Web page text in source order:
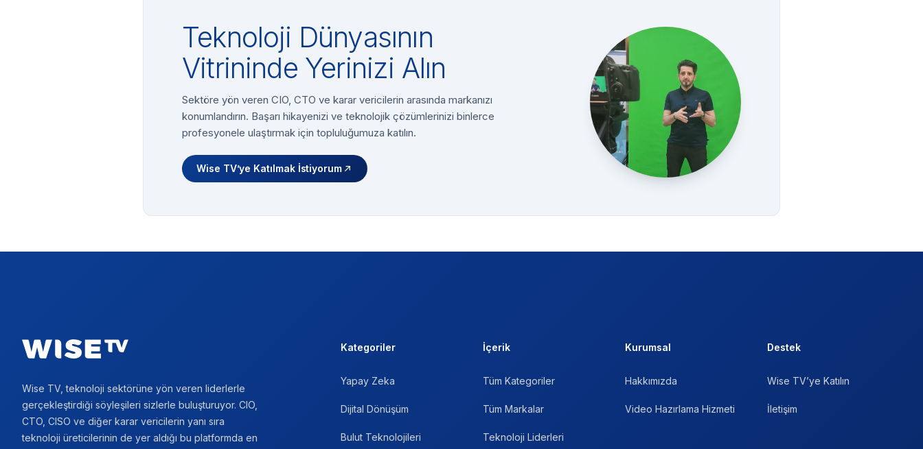
Teknoloji Dünyasının
Vitrininde Yerinizi Alın
Sektöre yön veren CIO, CTO ve karar vericilerin arasında markanızı
konumlandırın. Başarı hikayenizi ve teknolojik çözümlerinizi binlerce
profesyonele ulaştırmak için topluluğumuza katılın.
Wise TV’ye Katılmak İstiyorum
Wise TV, teknoloji sektörüne yön veren liderlerle
gerçekleştirdiği söyleşileri sizlerle buluşturuyor. CIO,
CTO, CISO ve diğer karar vericilerin yanı sıra
teknoloji üreticilerinin de yer aldığı bu platformda en
Kategoriler
Yapay Zeka
Dijital Dönüşüm
Bulut Teknolojileri
İçerik
Tüm Kategoriler
Tüm Markalar
Teknoloji Liderleri
Kurumsal
Hakkımızda
Video Hazırlama Hizmeti
Destek
Wise TV’ye Katılın
İletişim